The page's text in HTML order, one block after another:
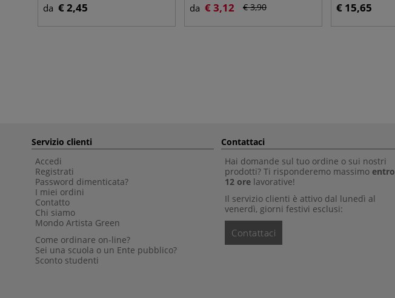
da € 2,45 da € 3,12 € 3,90 € 15,65
Servizio clienti
Accedi
Registrati
Password dimenticata?
I miei ordini
Contatto
Chi siamo
Mondo Artista Green
Come ordinare on-line?
Sei una scuola o un Ente pubblico?
Sconto studenti
Contattaci
Hai domande sul tuo ordine o sui nostri
prodotti? Ti risponderemo massimo entro
12 ore lavorative!
Il servizio clienti è attivo dal lunedì al
venerdì, giorni festivi esclusi:
Contattaci